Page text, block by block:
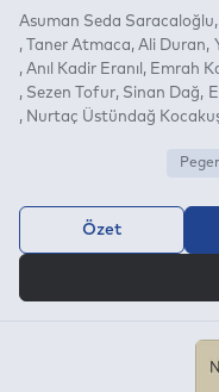
Asuman Seda Saracaloğlu
Taner Atmaca Ali Duran
Anıl Kadir Eranıl
Emrah
Sezen Tofur Sinan Dağ
Nurtaç Üstündağ
Özet